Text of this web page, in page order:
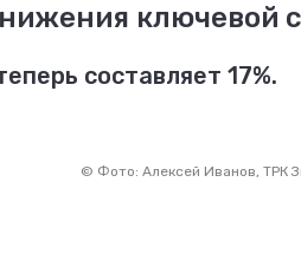
ключевой
составляет 17%.
© Фото: Алексей Иванов, ТРК